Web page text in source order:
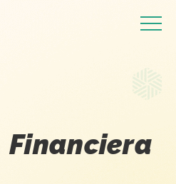
Financiera